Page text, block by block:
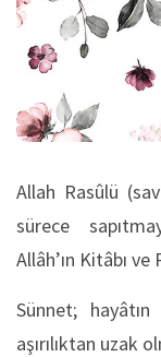
Allah Rasûlü
sürece
Allâh’ın Kitâbı
Sünnet;
aşırılıktan uzak